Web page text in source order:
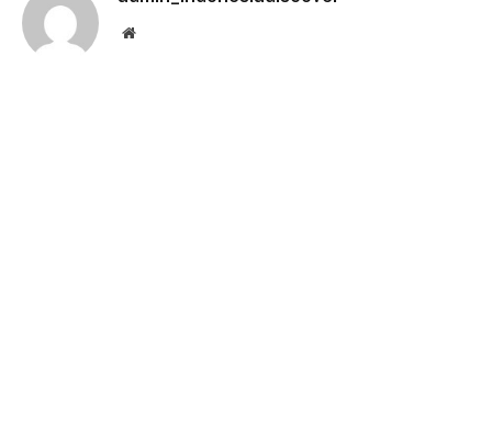
Website